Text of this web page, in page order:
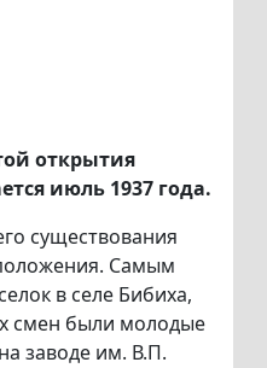
открытия
июль 1937 года.
существования
Самым
в селе Бибиха,
смен были молодые
заводе им. В.П.